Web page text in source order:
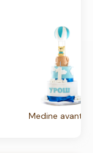
Medine